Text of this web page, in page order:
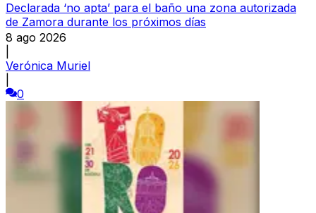
Declarada ‘no apta’ para el baño una zona autorizada
de Zamora durante los próximos días
8 ago 2026
Verónica Muriel
0